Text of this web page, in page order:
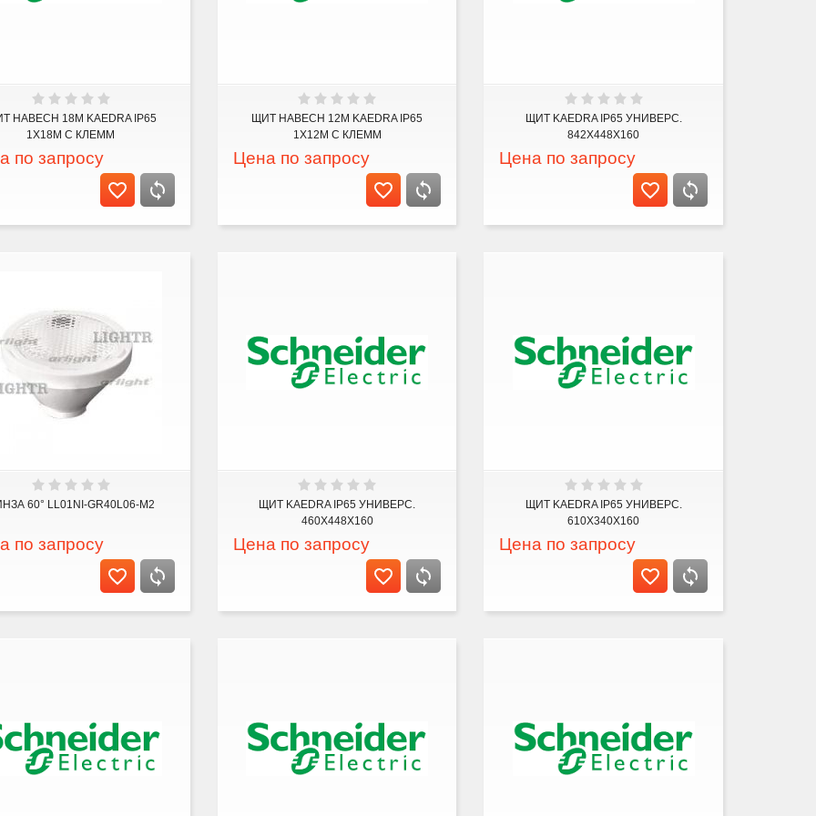
НАВЕСН 18М KAEDRA IP65
1Х18М С КЛЕММ
по запросу
ЩИТ НАВЕСН 12М KAEDRA IP65
1Х12М С КЛЕММ
Цена по запросу
ЩИТ KAEDRA IP65 УНИВЕРС.
842Х448Х160
Цена по запросу
60° LL01NI-GR40L06-M2
по запросу
ЩИТ KAEDRA IP65 УНИВЕРС.
460Х448Х160
Цена по запросу
ЩИТ KAEDRA IP65 УНИВЕРС.
610Х340Х160
Цена по запросу